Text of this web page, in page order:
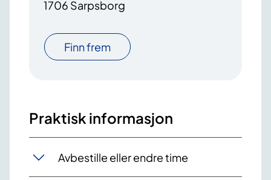
1706 Sarpsborg
Finn frem
Praktisk informasjon
Avbestille eller endre time